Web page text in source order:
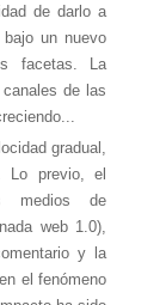
de darlo a
un nuevo
facetas. La
de las
gradual,
Lo previo, el
medios de
web 1.0),
y la
el fenómeno